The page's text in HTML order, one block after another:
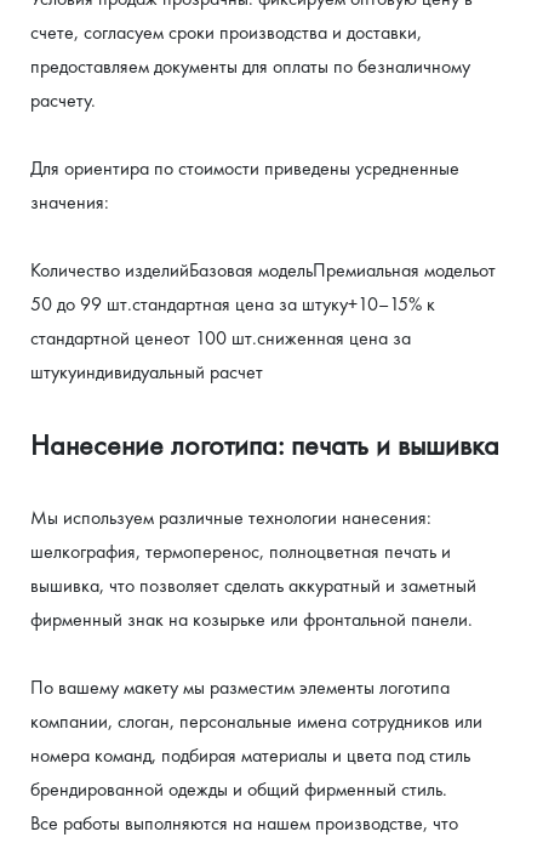
счете, согласуем сроки производства и доставки,
предоставляем документы для оплаты по безналичному
расчету.
Для ориентира по стоимости приведены усредненные
значения:
Количество изделийБазовая модельПремиальная модельот
50 до 99 шт.стандартная цена за штуку+10–15% к
стандартной ценеот 100 шт.сниженная цена за
штукуиндивидуальный расчет
Нанесение логотипа: печать и вышивка
Мы используем различные технологии нанесения:
шелкография, термоперенос, полноцветная печать и
вышивка, что позволяет сделать аккуратный и заметный
фирменный знак на козырьке или фронтальной панели.
По вашему макету мы разместим элементы логотипа
компании, слоган, персональные имена сотрудников или
номера команд, подбирая материалы и цвета под стиль
брендированной одежды и общий фирменный стиль.
Все работы выполняются на нашем производстве, что